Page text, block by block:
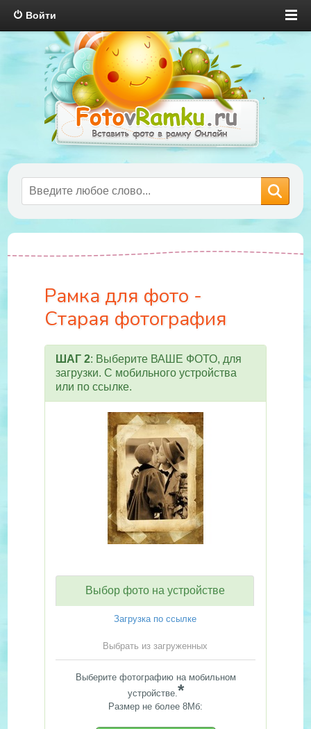
Войти
Рамка для фото -
Старая фотография
ШАГ 2: Выберите ВАШЕ ФОТО, для
загрузки. С мобильного устройства
или по ссылке.
Выбор фото на устройстве
Загрузка по ссылке
Выбрать из загруженных
Выберите фотографию на мобильном
устройстве.*
Размер не более 8Мб: